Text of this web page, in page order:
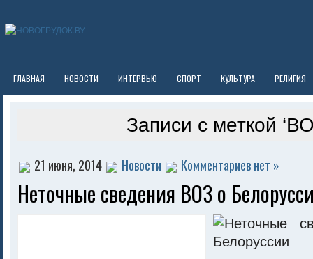
ГЛАВНАЯ НОВОСТИ ИНТЕРВЬЮ СПОРТ КУЛЬТУРА РЕЛИГИЯ
Записи с меткой
21 июня, 2014 Новости Комментариев нет »
Неточные сведения ВОЗ о